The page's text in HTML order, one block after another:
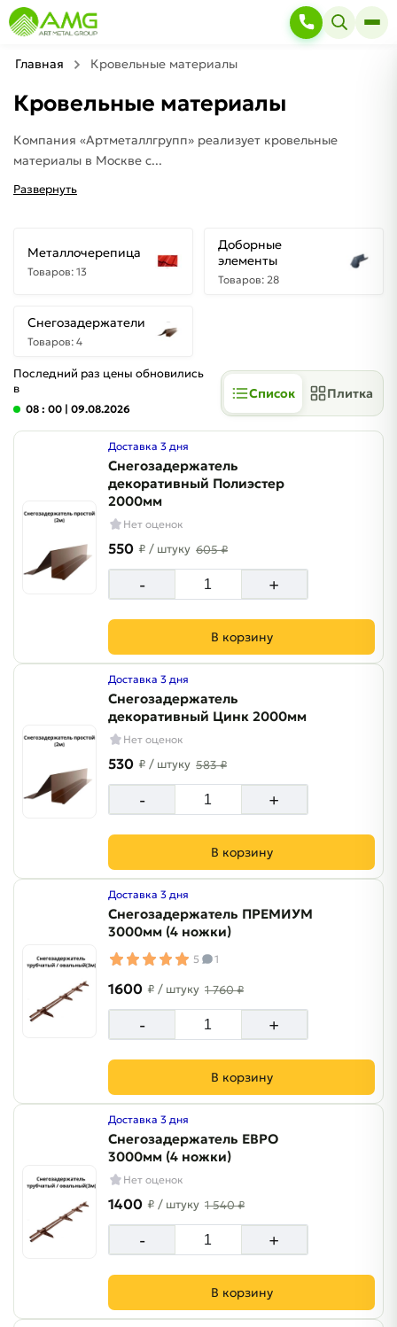
Главная Кровельные материалы
Кровельные материалы
Компания «Артметаллгрупп» реализует кровельные
материалы в Москве с...
Развернуть
Металлочерепица
Товаров: 13
Доборные
элементы
Товаров: 28
Снегозадержатели
Товаров: 4
Последний раз цены обновились
в
08 : 00 | 09.08.2026
Список Плитка
Доставка 3 дня
Снегозадержатель
декоративный Полиэстер
2000мм
Нет оценок
550 ₽ / штуку 605 ₽
- +
В корзину
Доставка 3 дня
Снегозадержатель
декоративный Цинк 2000мм
Нет оценок
530 ₽ / штуку 583 ₽
- +
В корзину
Доставка 3 дня
Снегозадержатель ПРЕМИУМ
3000мм (4 ножки)
5 1
1600 ₽ / штуку 1 760 ₽
- +
В корзину
Доставка 3 дня
Снегозадержатель ЕВРО
3000мм (4 ножки)
Нет оценок
1400 ₽ / штуку 1 540 ₽
- +
В корзину